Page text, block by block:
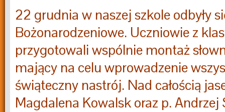
22 grudnia w naszej szkole odbyły
Bożonarodzeniowe. Uczniowie z
przygotowali wspólnie montaż
mający na celu wprowadzenie
świąteczny nastrój. Nad całością
Magdalena Kowalsk oraz p. Andrzej